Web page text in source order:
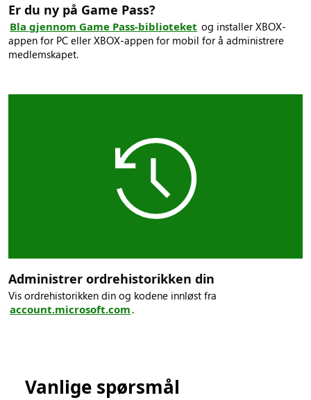
Er du ny på Game Pass?
Bla gjennom Game Pass-biblioteket og installer XBOX-
appen for PC eller XBOX-appen for mobil for å administrere
medlemskapet.
Administrer ordrehistorikken din
Vis ordrehistorikken din og kodene innløst fra
account.microsoft.com .
Vanlige spørsmål